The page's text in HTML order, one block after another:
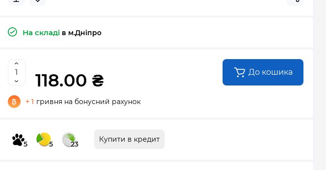
На складі в м.Дніпро
118.00 ₴ До кошика
+ 1 гривня на бонусний рахунок
5 5 23
Купити в кредит